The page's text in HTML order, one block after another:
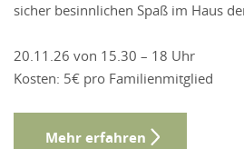
sicher besinnlichen Spaß im Haus
20.11.26 von 15.30 – 18 Uhr
Kosten: 5€ pro Familienmitglied
Mehr erfahren